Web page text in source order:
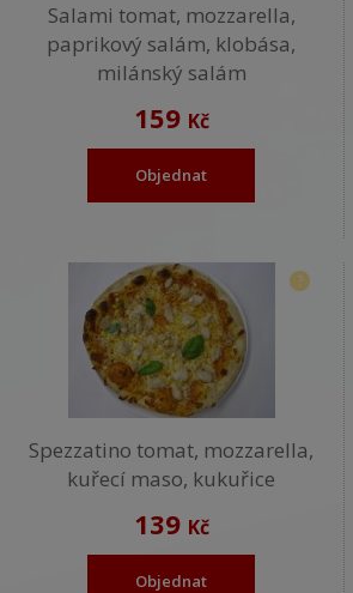
Salami tomat, mozzarella,
paprikový salám, klobása,
milánský salám
159 Kč
Objednat
Spezzatino tomat, mozzarella,
kuřecí maso, kukuřice
139 Kč
Objednat
?